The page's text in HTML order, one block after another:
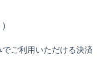
ご利用いただける決済